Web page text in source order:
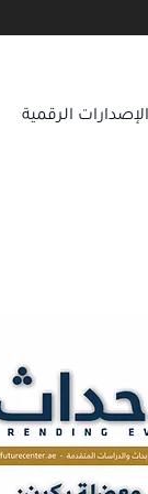
الإصدارات الرقمية